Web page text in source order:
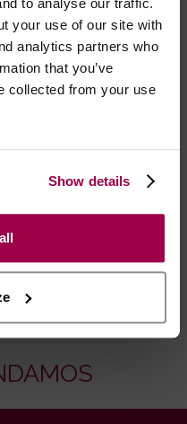
to analyse our traffic.
your use of our site with
analytics partners who
that you’ve
collected from your use
Show details
do país de envio.
festivas.